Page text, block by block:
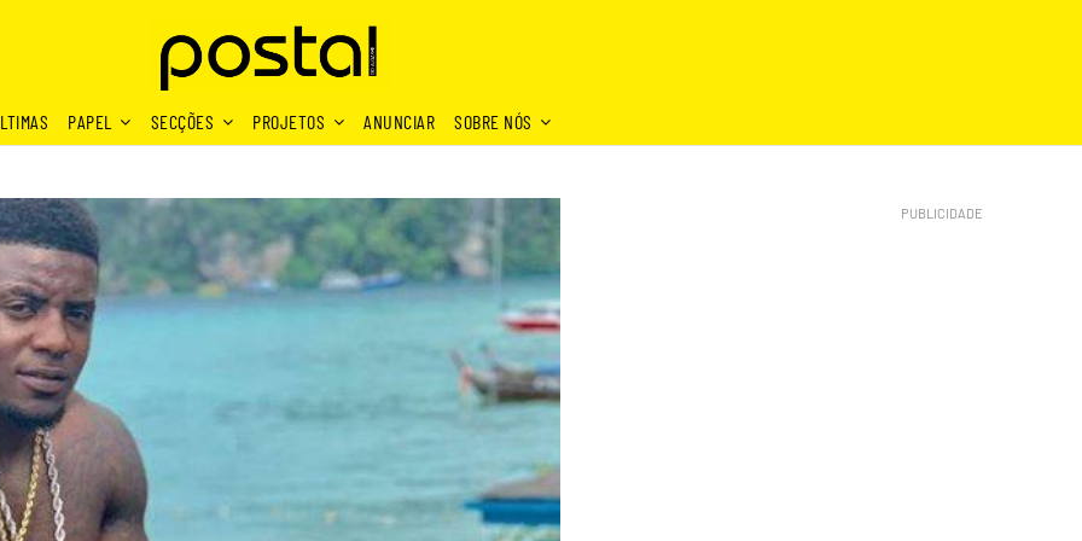
PAPEL SECÇÕES PROJETOS ANUNCIAR SOBRE NÓS